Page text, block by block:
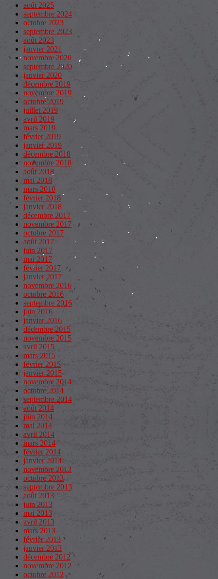
août 2025
septembre 2024
octobre 2023
septembre 2023
août 2023
janvier 2021
novembre 2020
septembre 2020
janvier 2020
décembre 2019
novembre 2019
octobre 2019
juillet 2019
avril 2019
mars 2019
février 2019
janvier 2019
décembre 2018
novembre 2018
août 2018
mai 2018
mars 2018
février 2018
janvier 2018
décembre 2017
novembre 2017
octobre 2017
août 2017
juin 2017
mai 2017
février 2017
janvier 2017
novembre 2016
octobre 2016
septembre 2016
juin 2016
janvier 2016
décembre 2015
novembre 2015
avril 2015
mars 2015
février 2015
janvier 2015
novembre 2014
octobre 2014
septembre 2014
août 2014
juin 2014
mai 2014
avril 2014
mars 2014
février 2014
janvier 2014
novembre 2013
octobre 2013
septembre 2013
août 2013
juin 2013
mai 2013
avril 2013
mars 2013
février 2013
janvier 2013
décembre 2012
novembre 2012
octobre 2012